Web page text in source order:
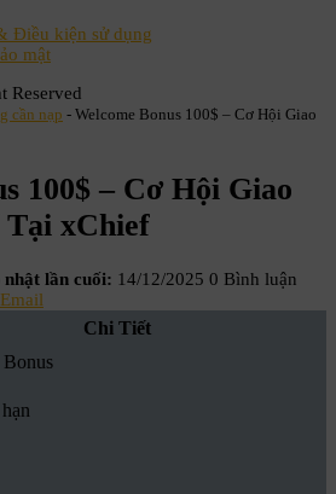
Điều kiện sử dụng
mật
Reserved
cần nạp - Welcome Bonus 100$ – Cơ Hội Giao
100$ – Cơ Hội Giao
xChief
nhật lần cuối: 14/12/2025 0 Bình luận
Email
Chi Tiết